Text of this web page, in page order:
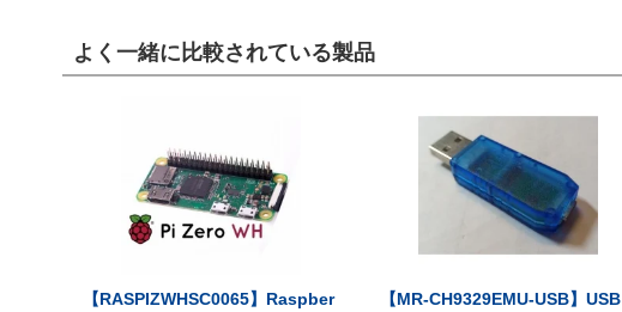
よく一緒に比較されている製品
【RASPIZWHSC0065】Raspber
【MR-CH9329EMU-USB】USB